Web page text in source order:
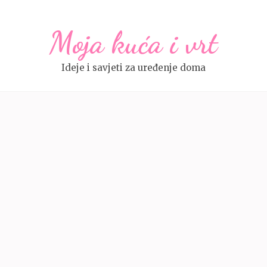
Moja kuća i vrt
Ideje i savjeti za uređenje doma